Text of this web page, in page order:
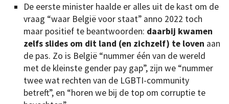
De eerste minister haalde er alles uit de kast om de
vraag “waar België voor staat” anno 2022 toch
maar positief te beantwoorden: daarbij kwamen
zelfs slides om dit land (en zichzelf) te loven aan
de pas. Zo is België “nummer één van de wereld
met de kleinste gender pay gap”, zijn we “nummer
twee wat rechten van de LGBTI-community
betreft”, en “horen we bij de top om corruptie te